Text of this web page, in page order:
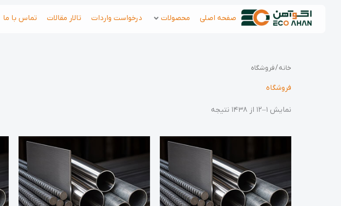
صفحه اصلی محصولات درخواست واردات تالار مقالات تماس با ما
خانه/ فروشگاه
فروشگاه
نمایش 1–12 از 1438 نتیجه